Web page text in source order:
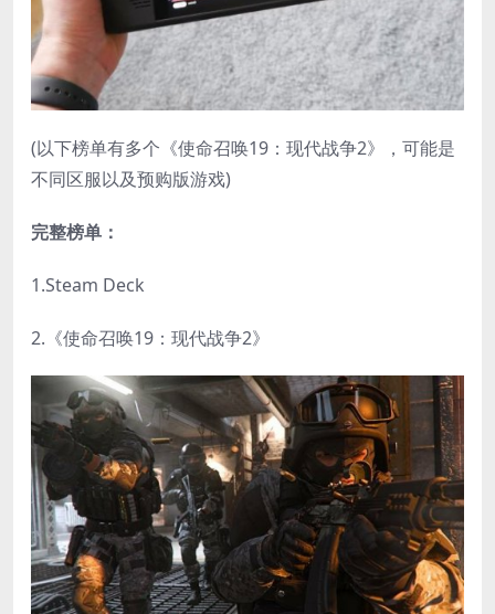
(以下榜单有多个《使命召唤19：现代战争2》，可能是
不同区服以及预购版游戏)
完整榜单：
1.Steam Deck
2.《使命召唤19：现代战争2》